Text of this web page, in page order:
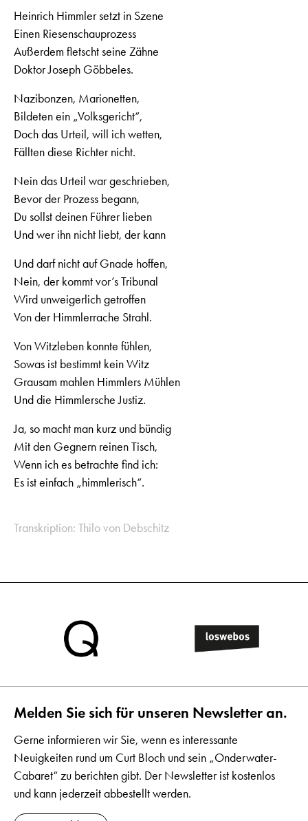
Heinrich Himmler setzt in Szene
Einen Riesenschauprozess
Außerdem fletscht seine Zähne
Doktor Joseph Göbbeles.
Nazibonzen, Marionetten,
Bildeten ein „Volksgericht“,
Doch das Urteil, will ich wetten,
Fällten diese Richter nicht.
Nein das Urteil war geschrieben,
Bevor der Prozess begann,
Du sollst deinen Führer lieben
Und wer ihn nicht liebt, der kann
Und darf nicht auf Gnade hoffen,
Nein, der kommt vor’s Tribunal
Wird unweigerlich getroffen
Von der Himmlerrache Strahl.
Von Witzleben konnte fühlen,
Sowas ist bestimmt kein Witz
Grausam mahlen Himmlers Mühlen
Und die Himmlersche Justiz.
Ja, so macht man kurz und bündig
Mit den Gegnern reinen Tisch,
Wenn ich es betrachte find ich:
Es ist einfach „himmlerisch“.
Transkription: Thilo von Debschitz
Melden Sie sich für unseren Newsletter an.
Gerne informieren wir Sie, wenn es interessante
Neuigkeiten rund um Curt Bloch und sein „Onderwater-
Cabaret“ zu berichten gibt. Der Newsletter ist kostenlos
und kann jederzeit abbestellt werden.